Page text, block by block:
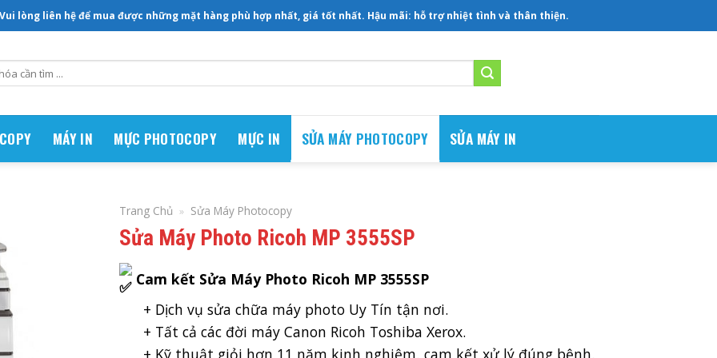
Vui lòng liên hệ để mua được những mặt hàng phù hợp nhất, giá tốt nhất. Hậu mãi: hỗ trợ nhiệt tình và thân thiện.
MÁY IN MỰC PHOTOCOPY MỰC IN SỬA MÁY PHOTOCOPY SỬA MÁY IN
Trang Chủ » Sửa Máy Photocopy
Sửa Máy Photo Ricoh MP 3555SP
Cam kết Sửa Máy Photo Ricoh MP 3555SP
+ Dịch vụ sửa chữa máy photo Uy Tín tận nơi.
+ Tất cả các đời máy Canon Ricoh Toshiba Xerox.